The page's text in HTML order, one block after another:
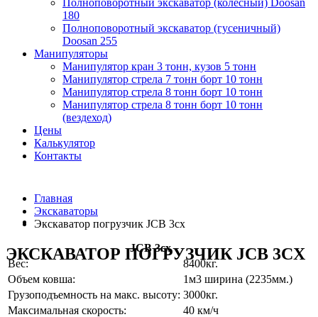
Полноповоротный экскаватор (колёсный) Doosan
180
Полноповоротный экскаватор (гусеничный)
Doosan 255
Манипуляторы
Манипулятор кран 3 тонн, кузов 5 тонн
Манипулятор стрела 7 тонн борт 10 тонн
Манипулятор стрела 8 тонн борт 10 тонн
Манипулятор стрела 8 тонн борт 10 тонн
(вездеход)
Цены
Калькулятор
Контакты
Главная
Экскаваторы
Экскаватор погрузчик JCB 3cx
ЭКСКАВАТОР ПОГРУЗЧИК JCB 3CX
JCB 3cx
Вес:
8400кг.
Объем ковша:
1м3 ширина (2235мм.)
Грузоподъемность на макс. высоту: 3000кг.
Максимальная скорость:
40 км/ч